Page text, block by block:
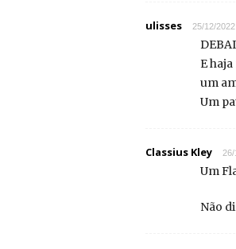
ulisses 25/12/
E
um
Um
Classius Kley
Um
Não